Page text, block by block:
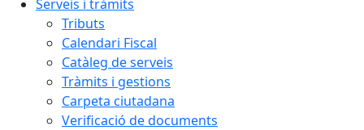
Serveis i tràmits
Tributs
Calendari Fiscal
Catàleg de serveis
Tràmits i gestions
Carpeta ciutadana
Verificació de documents